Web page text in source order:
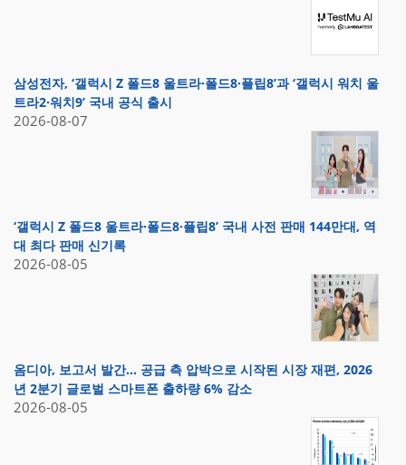
삼성전자, ‘갤럭시 Z 폴드8 울트라·폴드8·플립8’과 ‘갤럭시 워치 울
트라2·워치9’ 국내 공식 출시
2026-08-07
‘갤럭시 Z 폴드8 울트라·폴드8·플립8’ 국내 사전 판매 144만대, 역
대 최다 판매 신기록
2026-08-05
옴디아, 보고서 발간… 공급 측 압박으로 시작된 시장 재편, 2026
년 2분기 글로벌 스마트폰 출하량 6% 감소
2026-08-05